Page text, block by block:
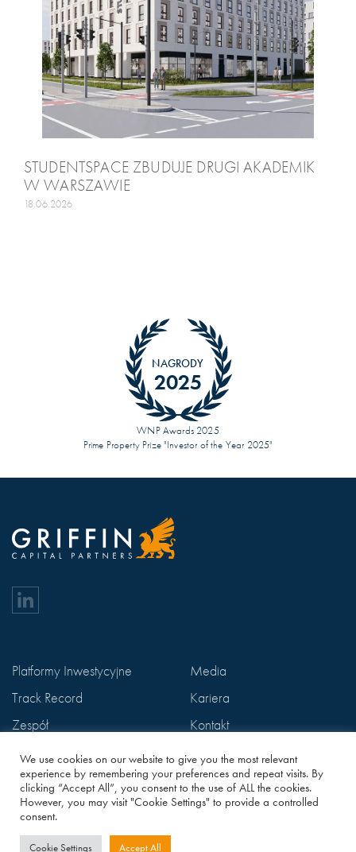
We use cookies on our website to give you the most relevant
experience by remembering your preferences and repeat visits. By
clicking “Accept All”, you consent to the use of ALL the cookies.
However, you may visit "Cookie Settings" to provide a controlled
consent.
Cookie Settings Accept All
STUDENTSPACE ZBUDUJE DRUGI AKADEMIK
W WARSZAWIE
18.06.2026
WNP Awards 2025
NAGRODY
2025
Prime Property Prize "Investor of the Year 2025"
Platformy Inwestycyjne
Track Record
Zespół
ESG
Media
Kariera
Kontakt
Polityka Prywatności
Copyright © 2022 - 2024 Griffin Capital Partners